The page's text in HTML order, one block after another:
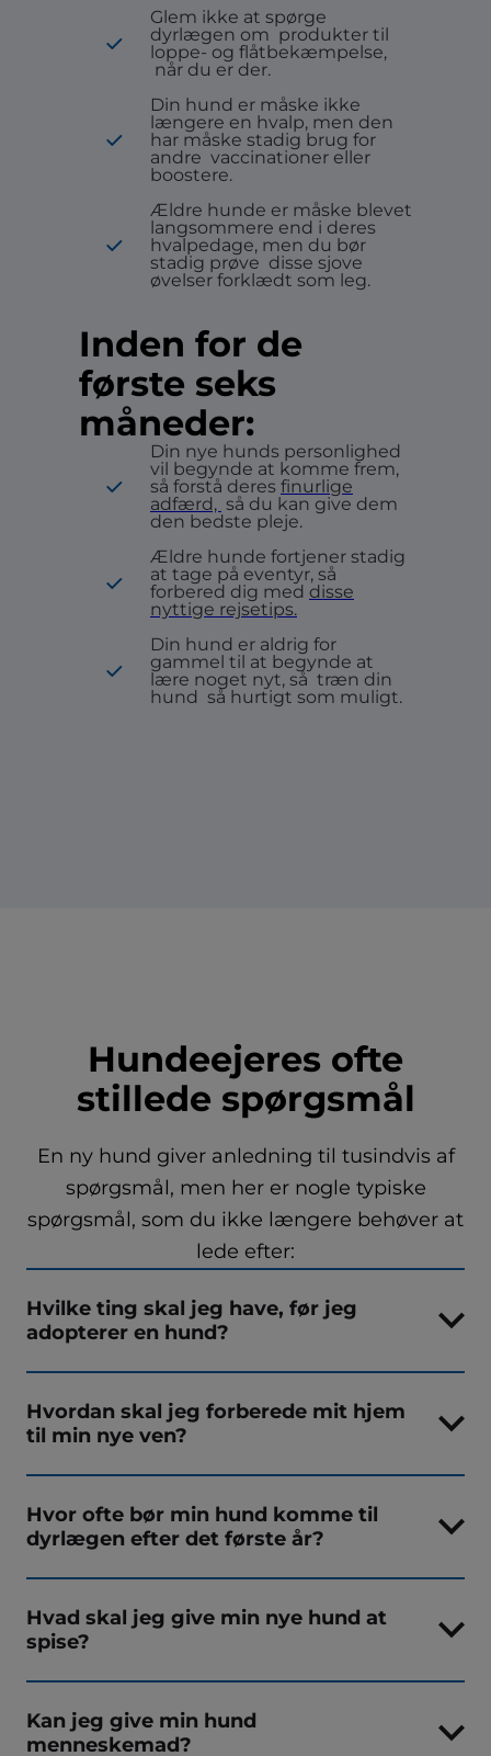
Glem ikke at spørge
dyrlægen om produkter til
loppe- og flåtbekæmpelse,
når du er der.
Din hund er måske ikke
længere en hvalp, men den
har måske stadig brug for
andre vaccinationer eller
boostere.
Ældre hunde er måske blevet
langsommere end i deres
hvalpedage, men du bør
stadig prøve disse sjove
øvelser forklædt som leg.
Inden for de
første seks
måneder:
Din nye hunds personlighed
vil begynde at komme frem,
så forstå deres finurlige
adfærd, så du kan give dem
den bedste pleje.
Ældre hunde fortjener stadig
at tage på eventyr, så
forbered dig med disse
nyttige rejsetips.
Din hund er aldrig for
gammel til at begynde at
lære noget nyt, så træn din
hund så hurtigt som muligt.
Hundeejeres ofte
stillede spørgsmål
En ny hund giver anledning til tusindvis af
spørgsmål, men her er nogle typiske
spørgsmål, som du ikke længere behøver at
lede efter:
Hvilke ting skal jeg have, før jeg
adopterer en hund?
Hvordan skal jeg forberede mit hjem
til min nye ven?
Hvor ofte bør min hund komme til
dyrlægen efter det første år?
Hvad skal jeg give min nye hund at
spise?
Kan jeg give min hund
menneskemad?